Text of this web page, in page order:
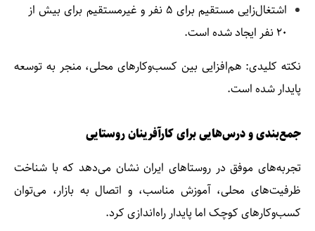
اشتغال‌زایی مستقیم برای ۵ نفر و غیرمستقیم برای بیش از
نکته کلیدی: هم‌افزایی بین کسب‌وکارهای محلی، منجر به توسعه
پایدار شده است.
جمع‌بندی و درس‌هایی برای کارآفرینان روستایی
تجربه‌های موفق در روستاهای ایران نشان می‌دهد که با شناخت
ظرفیت‌های محلی، آموزش مناسب، و اتصال به بازار، می‌توان
کسب‌وکارهای کوچک اما پایدار راه‌اندازی کرد.